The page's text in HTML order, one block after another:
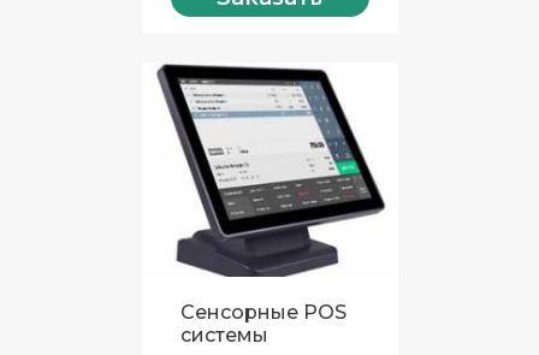
Сенсорные POS
системы